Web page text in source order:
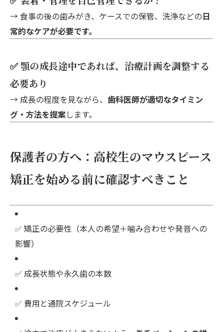
→ 食事の後の歯みがき、ケースでの保管、洗浄などの日
常的なケアが必要です。
✅ 顎の成長途中であれば、治療計画を調整する
必要あり
→ 成長の程度を見ながら、 歯科医師が適切なタイミン
グ・方法を提案します。
保護者の方へ：高校生のマウスピース
矯正を始める前に確認すべきこと
✅ 矯正の必要性（本人の希望＋噛み合わせや発音への
影響）
✅ 成長状態や永久歯の本数
✅ 費用と通院スケジュール